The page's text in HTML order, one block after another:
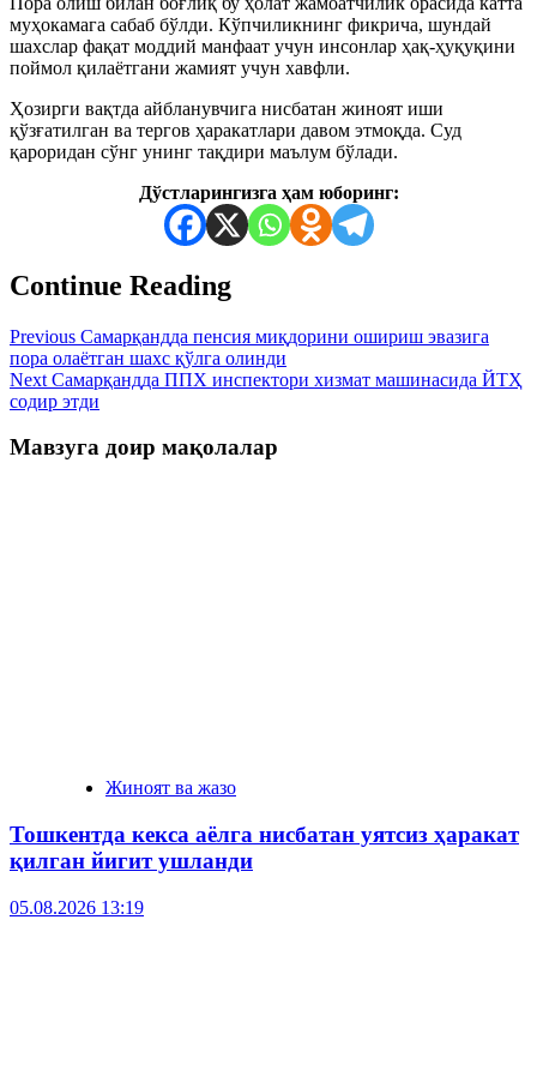
муҳокамага сабаб бўлди. Кўпчиликнинг фикрича, шундай
шахслар фақат моддий манфаат учун инсонлар ҳақ-ҳуқуқини
поймол қилаётгани жамият учун хавфли.
Ҳозирги вақтда айбланувчига нисбатан жиноят иши
қўзғатилган ва тергов ҳаракатлари давом этмоқда. Суд
қароридан сўнг унинг тақдири маълум бўлади.
Дўстларингизга ҳам юборинг:
Continue Reading
Previous Самарқандда пенсия миқдорини ошириш эвазига
пора олаётган шахс қўлга олинди
Next Самарқандда ППХ инспектори хизмат машинасида ЙТҲ
содир этди
Мавзуга доир мақолалар
Жиноят ва жазо
Тошкентда кекса аёлга нисбатан уятсиз ҳаракат
қилган йигит ушланди
05.08.2026 13:19